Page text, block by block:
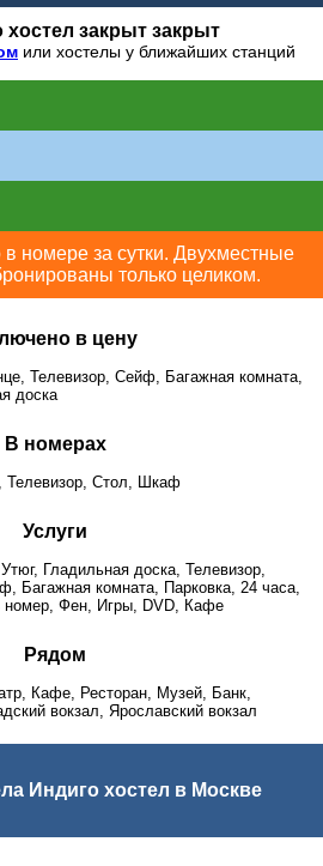
закрыт закрыт
или хостелы у ближайших станций
в номере за сутки. Двухместные
только целиком.
в цену
Телевизор, Сейф, Багажная комната,
доска
В номерах
Телевизор, Стол, Шкаф
Услуги
Гладильная доска, Телевизор,
Багажная комната, Парковка, 24 часа,
номер, Фен, Игры, DVD, Кафе
Рядом
Кафе, Ресторан, Музей, Банк,
вокзал, Ярославский вокзал
Индиго хостел в Москве